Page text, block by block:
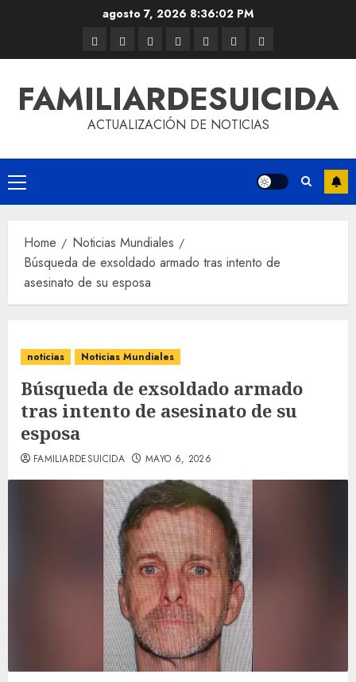
agosto 7, 2026 8:36:02 PM
FAMILIARDESUICIDA
ACTUALIZACIÓN DE NOTICIAS
Home
Noticias Mundiales
Búsqueda de exsoldado armado tras intento de
asesinato de su esposa
noticias Noticias Mundiales
Búsqueda de exsoldado armado
tras intento de asesinato de su
esposa
FAMILIARDESUICIDA MAYO 6, 2026